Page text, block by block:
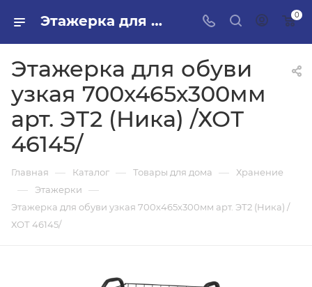
Этажерка для обуви узкая 700х465х300мм арт. ЭТ2 (Ника) /ХОТ 46145/ в ПИЛОН — купить стройматериалы в интернет-магазине ПИЛОН с доставкой оптом и в розницу 0
Этажерка для обуви
узкая 700х465х300мм
арт. ЭТ2 (Ника) /ХОТ
46145/
Главная — Каталог — Товары для дома — Хранение
— Этажерки —
Этажерка для обуви узкая 700х465х300мм арт. ЭТ2 (Ника) /
ХОТ 46145/